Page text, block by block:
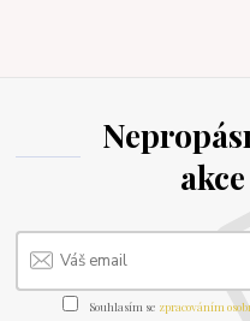
Souhlasím se zpracováním